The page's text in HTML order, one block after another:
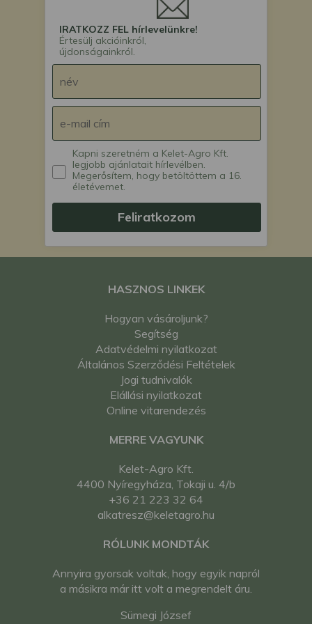
IRATKOZZ FEL hírlevelünkre!
Értesülj akcióinkról,
újdonságainkról.
Kapni szeretném a Kelet-Agro Kft.
legjobb ajánlatait hírlevélben.
Megerősítem, hogy betöltöttem a 16.
életévemet.
Feliratkozom
HASZNOS LINKEK
Hogyan vásároljunk?
Segítség
Adatvédelmi nyilatkozat
Általános Szerződési Feltételek
Jogi tudnivalók
Elállási nyilatkozat
Online vitarendezés
MERRE VAGYUNK
Kelet-Agro Kft.
4400 Nyíregyháza, Tokaji u. 4/b
+36 21 223 32 64
alkatresz@keletagro.hu
RÓLUNK MONDTÁK
Annyira gyorsak voltak, hogy egyik napról
a másikra már itt volt a megrendelt áru.
Sümegi József